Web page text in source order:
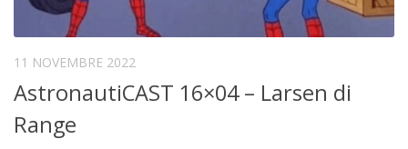
11 NOVEMBRE 2022
AstronautiCAST 16×04 – Larsen di
Range